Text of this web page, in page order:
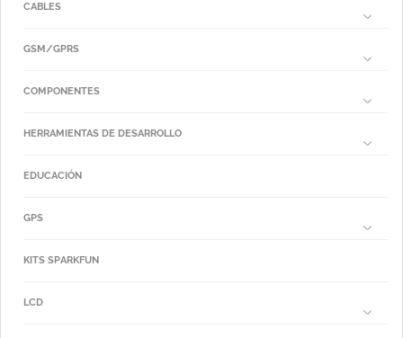
CABLES
GSM/GPRS
COMPONENTES
HERRAMIENTAS DE DESARROLLO
EDUCACIÓN
GPS
KITS SPARKFUN
LCD